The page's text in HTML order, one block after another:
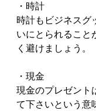
・時計
時計もビジネスグ
いにとられること
く避けましょう。
・現金
現金のプレゼント
て下さいという意